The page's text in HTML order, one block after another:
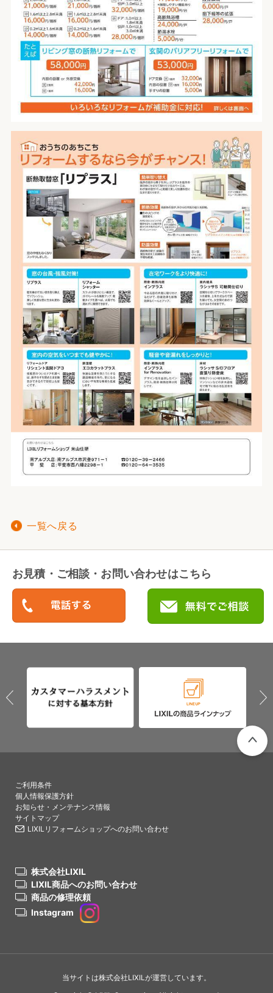
一覧へ戻る
お見積・ご相談・お問い合わせはこちら
ご利用条件
個人情報保護方針
お知らせ・メンテナンス情報
サイトマップ
LIXILリフォームショップへのお問い合わせ
株式会社LIXIL
LIXIL商品へのお問い合わせ
商品の修理依頼
Instagram
当サイトは株式会社LIXILが運営しています。